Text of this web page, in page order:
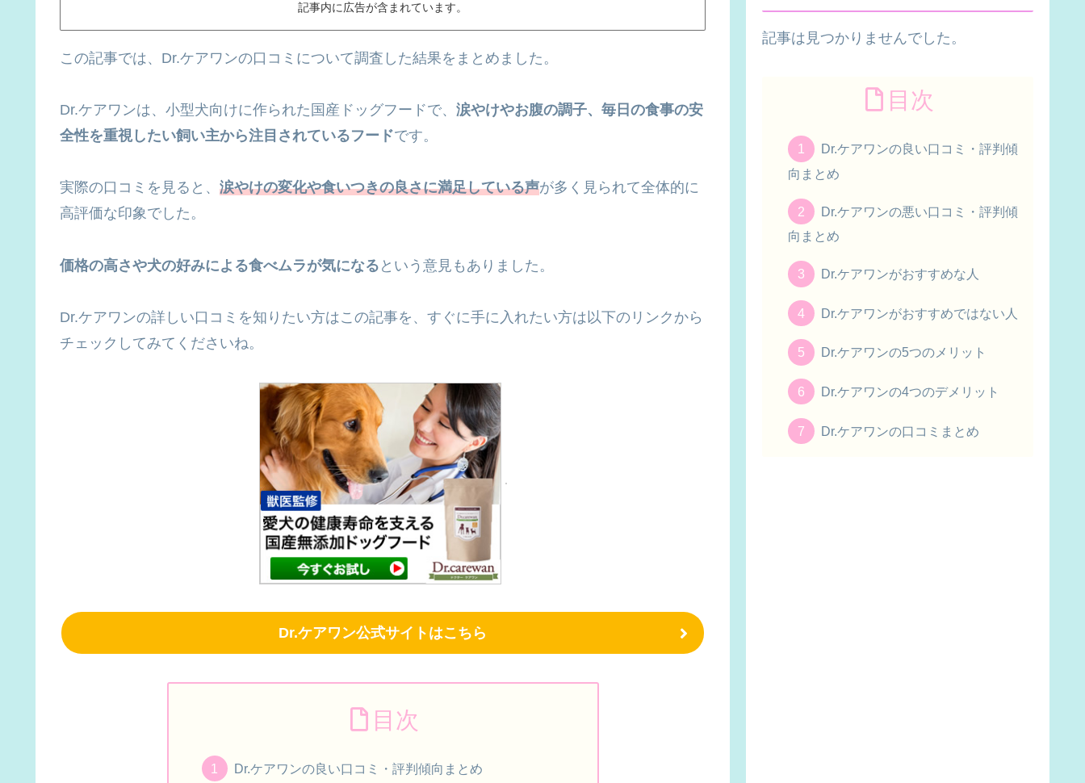
記事内に広告が含まれています。
この記事では、Dr.ケアワンの口コミについて調査した結果をまとめました。
Dr.ケアワンは、小型犬向けに作られた国産ドッグフードで、 涙やけやお腹の調子、毎日の食事の安
全性を重視したい飼い主から注目されているフードです。
実際の口コミを見ると、 涙やけの変化や食いつきの良さに満足している声が多く見られて全体的に
高評価な印象でした。
価格の高さや犬の好みによる食べムラが気になる という意見もありました。
Dr.ケアワンの詳しい口コミを知りたい方はこの記事を、すぐに手に入れたい方は以下のリンクから
チェックしてみてくださいね。
Dr.ケアワン公式サイトはこちら
目次
Dr.ケアワンの良い口コミ・評判傾向まとめ
記事は見つかりませんでした。
目次
Dr.ケアワンの良い口コミ・評判傾
向まとめ
Dr.ケアワンの悪い口コミ・評判傾
向まとめ
Dr.ケアワンがおすすめな人
Dr.ケアワンがおすすめではない人
Dr.ケアワンの5つのメリット
Dr.ケアワンの4つのデメリット
Dr.ケアワンの口コミまとめ